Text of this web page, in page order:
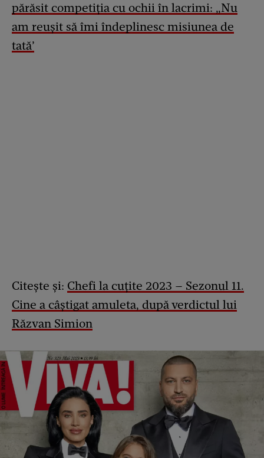
părăsit competiția cu ochii în lacrimi: „Nu
am reușit să îmi îndeplinesc misiunea de
tată’
Citește și: Chefi la cuțite 2023 – Sezonul 11.
Cine a câștigat amuleta, după verdictul lui
Răzvan Simion